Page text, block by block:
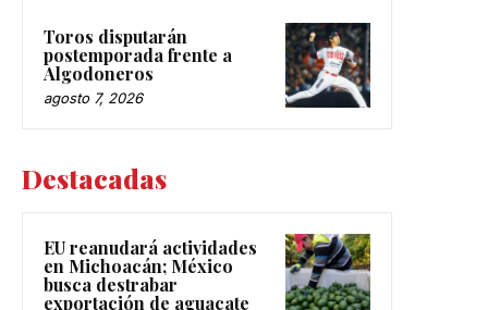
Toros disputarán
postemporada frente a
Algodoneros
agosto 7, 2026
Destacadas
EU reanudará actividades
en Michoacán; México
busca destrabar
exportación de aguacate